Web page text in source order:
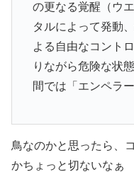
の更なる覚醒（ウ
タルによって発動
よる自由なコント
りながら危険な状
間では「エンペラ
鳥なのかと思ったら、
かちょっと切ないなぁ